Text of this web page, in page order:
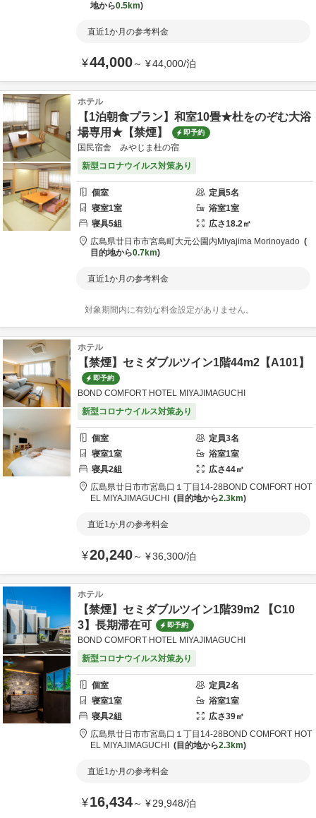
地から0.5km
直近1か月の参考料金
¥44,000～ ¥44,000/泊
ホテル
【1泊朝食プラン】和室10畳★杜をのぞむ大浴
場専用★【禁煙】
即予約
国民宿舎 みやじま杜の宿
新型コロナウイルス対策あり
個室 定員5名
寝室1室 浴室1室
寝具5組 広さ18.2㎡
広島県廿日市市宮島町大元公園内 Miyajima Morinoyado
目的地から0.7km
直近1か月の参考料金
対象期間内に有効な料金設定がありません。
ホテル
【禁煙】セミダブルツイン1階44m2【A101】
即予約
BOND COMFORT HOTEL MIYAJIMAGUCHI
新型コロナウイルス対策あり
個室 定員3名
寝室1室 浴室1室
寝具2組 広さ44㎡
広島県廿日市市宮島口１丁目14-28BOND COMFORT HOT
EL MIYAJIMAGUCHI
目的地から2.3km
直近1か月の参考料金
¥20,240～ ¥36,300/泊
ホテル
【禁煙】セミダブルツイン1階39m2 【C10
3】長期滞在可
即予約
BOND COMFORT HOTEL MIYAJIMAGUCHI
新型コロナウイルス対策あり
個室 定員2名
寝室1室 浴室1室
寝具2組 広さ39㎡
広島県廿日市市宮島口１丁目14-28BOND COMFORT HOT
EL MIYAJIMAGUCHI
目的地から2.3km
直近1か月の参考料金
¥16,434～ ¥29,948/泊